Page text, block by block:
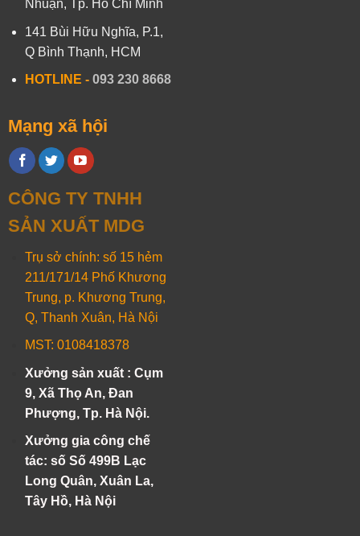
Nhuận, Tp. Hồ Chí Minh
141 Bùi Hữu Nghĩa, P.1,
Q Bình Thạnh, HCM
HOTLINE - 093 230 8668
Mạng xã hội
CÔNG TY TNHH
SẢN XUẤT MDG
Trụ sở chính: số 15 hẻm
211/171/14 Phố Khương
Trung, p. Khương Trung,
Q, Thanh Xuân, Hà Nội
MST: 0108418378
Xưởng sản xuất : Cụm
9, Xã Thọ An, Đan
Phượng, Tp. Hà Nội.
Xưởng gia công chế
tác: số Số 499B Lạc
Long Quân, Xuân La,
Tây Hồ, Hà Nội